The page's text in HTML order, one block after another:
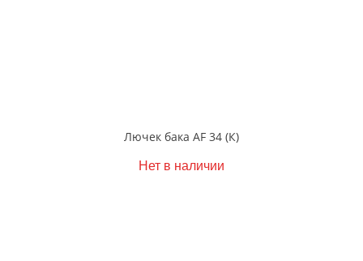
Лючек бака AF 34 (К)
Нет в наличии